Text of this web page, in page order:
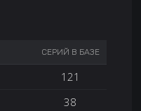
СЕРИЙ В БАЗЕ
121
38